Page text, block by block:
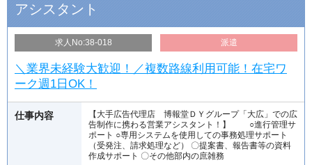
アシスタント
求人No:38-018 派遣
＼業界未経験大歓迎！／複数路線利用可能！在宅ワ
ーク週1日OK！
仕事内容
【大手広告代理店 博報堂ＤＹグループ「大広」での広
告制作に携わる営業アシスタント！】 ○進行管理サ
ポート ○専用システムを使用しての事務処理サポート
（受発注、請求処理など） 〇提案書、報告書等の資料
作成サポート 〇その他部内の庶雑務